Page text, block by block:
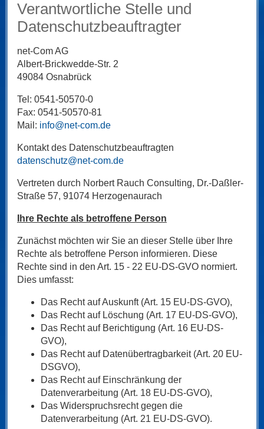
Verantwortliche Stelle und
Datenschutzbeauftragter
net-Com AG
Albert-Brickwedde-Str. 2
49084 Osnabrück
Tel: 0541-50570-0
Fax: 0541-50570-81
Mail: info@net-com.de
Kontakt des Datenschutzbeauftragten
datenschutz@net-com.de
Vertreten durch Norbert Rauch Consulting, Dr.-Daßler-
Straße 57, 91074 Herzogenaurach
Ihre Rechte als betroffene Person
Zunächst möchten wir Sie an dieser Stelle über Ihre
Rechte als betroffene Person informieren. Diese
Rechte sind in den Art. 15 - 22 EU-DS-GVO normiert.
Dies umfasst:
Das Recht auf Auskunft (Art. 15 EU-DS-GVO),
Das Recht auf Löschung (Art. 17 EU-DS-GVO),
Das Recht auf Berichtigung (Art. 16 EU-DS-
GVO),
Das Recht auf Datenübertragbarkeit (Art. 20 EU-
DSGVO),
Das Recht auf Einschränkung der
Datenverarbeitung (Art. 18 EU-DS-GVO),
Das Widerspruchsrecht gegen die
Datenverarbeitung (Art. 21 EU-DS-GVO).